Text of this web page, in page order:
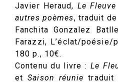
Javier Heraud, Le Fleuve
autres poèmes, traduit
Fanchita Gonzalez
Farazzi, L’éclat/poésie/
180 p., 10€.
Contenu du livre : Le
etSaison réunie traduit